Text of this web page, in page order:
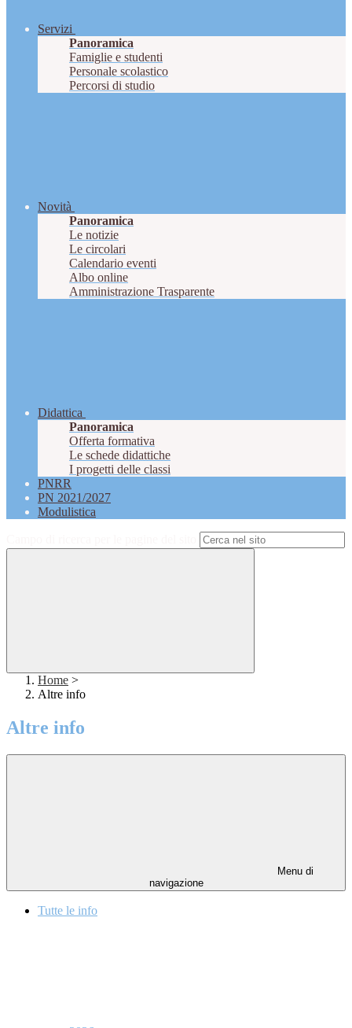
Servizi
Panoramica
Famiglie e studenti
Personale scolastico
Percorsi di studio
Novità
Panoramica
Le notizie
Le circolari
Calendario eventi
Albo online
Amministrazione Trasparente
Didattica
Panoramica
Offerta formativa
Le schede didattiche
I progetti delle classi
PNRR
PN 2021/2027
Modulistica
Home >
Altre info
Altre info
Menu di
navigazione
Tutte le info